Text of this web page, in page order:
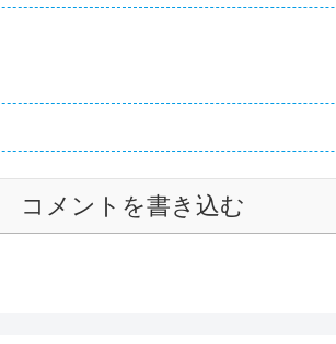
コメントを書き込む